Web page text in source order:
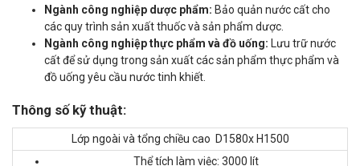
Ngành công nghiệp dược phẩm: Bảo quản nước cất cho
các quy trình sản xuất thuốc và sản phẩm dược.
Ngành công nghiệp thực phẩm và đồ uống: Lưu trữ nước
cất để sử dụng trong sản xuất các sản phẩm thực phẩm và
đồ uống yêu cầu nước tinh khiết.
Thông số kỹ thuật:
Lớp ngoài và tổng chiều cao D1580x H1500
Thể tích làm việc: 3000 lít